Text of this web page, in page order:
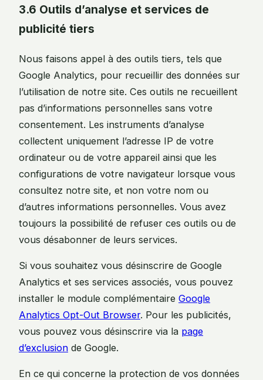
3.6 Outils d’analyse et services de
publicité tiers
Nous faisons appel à des outils tiers, tels que
Google Analytics, pour recueillir des données sur
l’utilisation de notre site. Ces outils ne recueillent
pas d’informations personnelles sans votre
consentement. Les instruments d’analyse
collectent uniquement l’adresse IP de votre
ordinateur ou de votre appareil ainsi que les
configurations de votre navigateur lorsque vous
consultez notre site, et non votre nom ou
d’autres informations personnelles. Vous avez
toujours la possibilité de refuser ces outils ou de
vous désabonner de leurs services.
Si vous souhaitez vous désinscrire de Google
Analytics et ses services associés, vous pouvez
installer le module complémentaire Google
Analytics Opt-Out Browser. Pour les publicités,
vous pouvez vous désinscrire via la page
d’exclusion de Google.
En ce qui concerne la protection de vos données